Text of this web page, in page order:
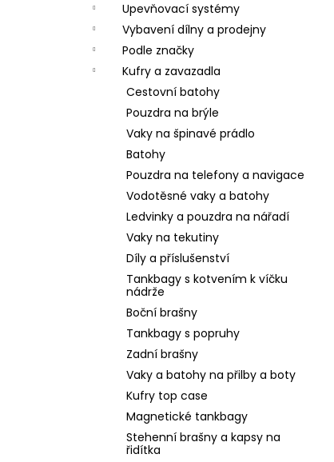
Upevňovací systémy
Vybavení dílny a prodejny
Podle značky
Kufry a zavazadla
Cestovní batohy
Pouzdra na brýle
Vaky na špinavé prádlo
Batohy
Pouzdra na telefony a navigace
Vodotěsné vaky a batohy
Ledvinky a pouzdra na nářadí
Vaky na tekutiny
Díly a příslušenství
Tankbagy s kotvením k víčku
nádrže
Boční brašny
Tankbagy s popruhy
Zadní brašny
Vaky a batohy na přilby a boty
Kufry top case
Magnetické tankbagy
Stehenní brašny a kapsy na
řidítka